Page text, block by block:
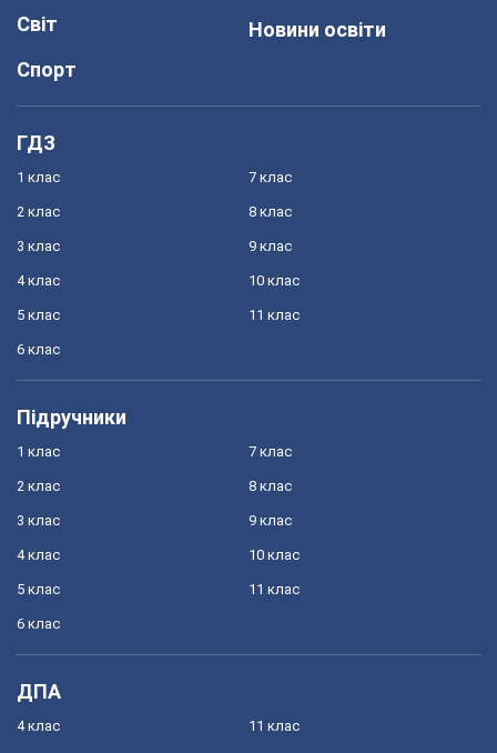
Світ
Спорт
Новини освіти
ГДЗ
1 клас
2 клас
3 клас
4 клас
5 клас
6 клас
7 клас
8 клас
9 клас
10 клас
11 клас
Підручники
1 клас
2 клас
3 клас
4 клас
5 клас
6 клас
7 клас
8 клас
9 клас
10 клас
11 клас
ДПА
4 клас 11 клас